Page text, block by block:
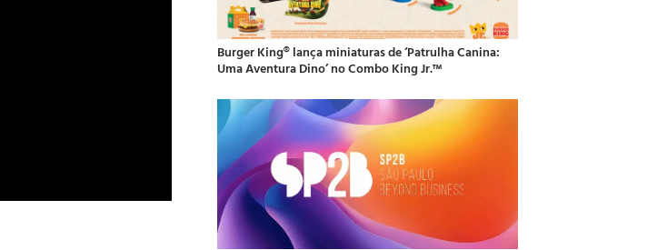
Burger King® lança miniaturas de ‘Patrulha Canina:
Uma Aventura Dino’ no Combo King Jr.™